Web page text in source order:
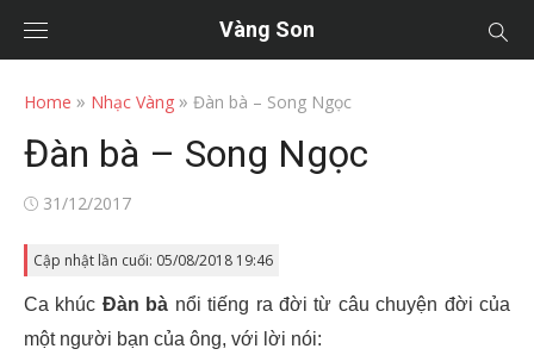
Vàng Son
Home » Nhạc Vàng » Đàn bà – Song Ngọc
Đàn bà – Song Ngọc
Posted
31/12/2017
Cập nhật lần cuối: 05/08/2018 19:46
Ca khúc Đàn bà nổi tiếng ra đời từ câu chuyện đời của
một người bạn của ông, với lời nói: